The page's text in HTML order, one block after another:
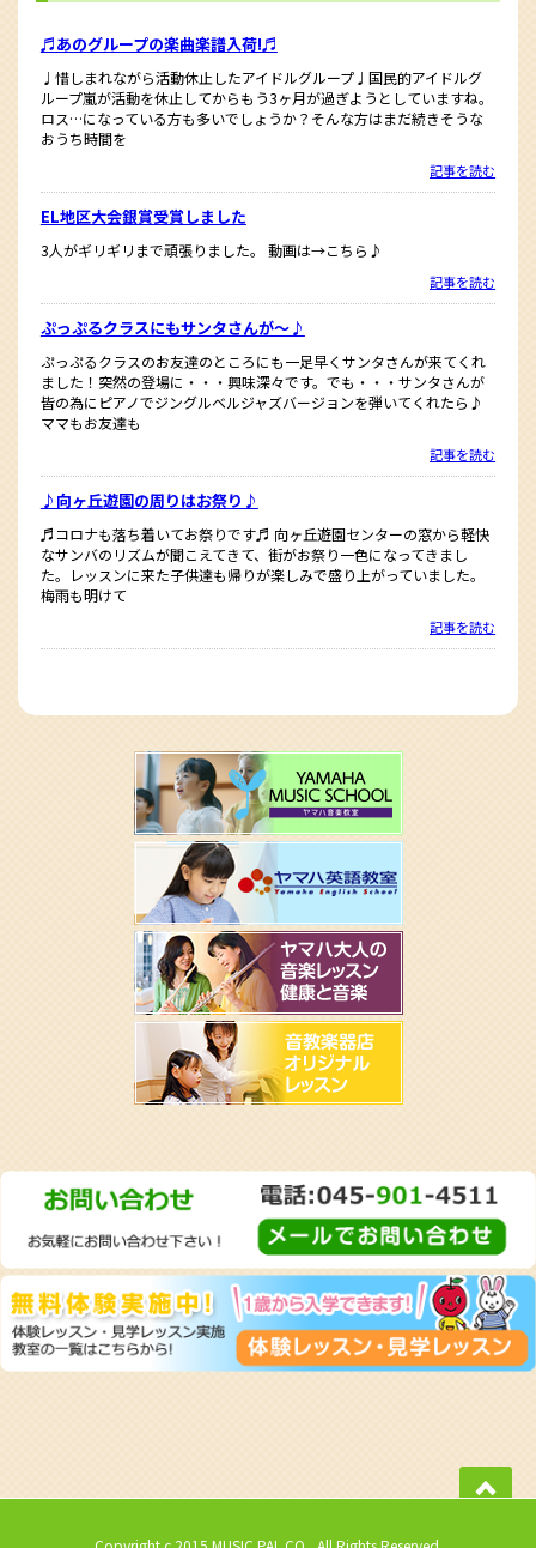
♬あのグループの楽曲楽譜入荷!♬
♩惜しまれながら活動休止したアイドルグループ♩国民的アイドルグ
ループ嵐が活動を休止してからもう3ヶ月が過ぎようとしていますね。
ロス…になっている方も多いでしょうか？そんな方はまだ続きそうな
おうち時間を
記事を読む
EL地区大会銀賞受賞しました
3人がギリギリまで頑張りました。 動画は→こちら♪
記事を読む
ぷっぷるクラスにもサンタさんが～♪
ぷっぷるクラスのお友達のところにも一足早くサンタさんが来てくれ
ました！突然の登場に・・・興味深々です。でも・・・サンタさんが
皆の為にピアノでジングルベルジャズバージョンを弾いてくれたら♪
ママもお友達も
記事を読む
♪向ヶ丘遊園の周りはお祭り♪
♬コロナも落ち着いてお祭りです♬ 向ヶ丘遊園センターの窓から軽快
なサンバのリズムが聞こえてきて、街がお祭り一色になってきまし
た。レッスンに来た子供達も帰りが楽しみで盛り上がっていました。
梅雨も明けて
記事を読む